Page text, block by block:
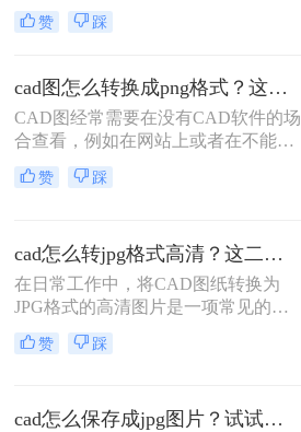
为工程设计、建筑设计和机械设计等
领域中不可或缺的工具。然而，有时
展示或使用这些设计图，此时将CAD
文件转换成JPG格式的高清图片就变
得十分必要。本文将详细介绍Ccad怎
么导出jpg格式高清图的方法。
赞 踩
cad图怎么转换成png格式？这三种方法非常实用！
CAD图经常需要在没有CAD软件的场
合查看，例如在网站上或者在不能安
装大型软件的设备上。这时，将CAD
图转换成PNG格式是一个很好的选
图像的场合。下面我们将详细介绍cad
图怎么转换成png格式。
赞 踩
cad怎么转jpg格式高清？这二个方法帮你解决！
在日常工作中，将CAD图纸转换为
JPG格式的高清图片是一项常见的任
务。JPG格式因其广泛的兼容性和较
小的文件体积，非常适合在网页、电
种将CAD图纸转换为JPG高清图片的
赞 踩
cad怎么保存成jpg图片？试试看这四个方法！